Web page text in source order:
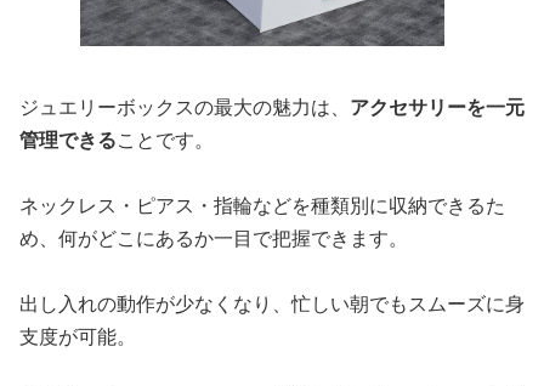
ジュエリーボックスの最大の魅力は、 アクセサリーを一元
管理できることです。
ネックレス・ピアス・指輪などを種類別に収納できるた
め、何がどこにあるか一目で把握できます。
出し入れの動作が少なくなり、忙しい朝でもスムーズに身
支度が可能。